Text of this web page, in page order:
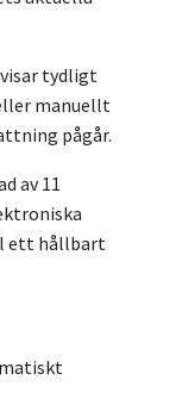
tydligt
manuellt
pågår.
av 11
ett hållbart